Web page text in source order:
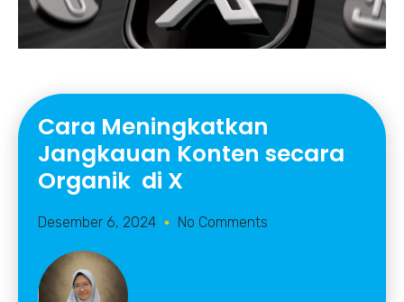
Cara Meningkatkan
Jangkauan Konten secara
Organik di X
Desember 6, 2024 No Comments